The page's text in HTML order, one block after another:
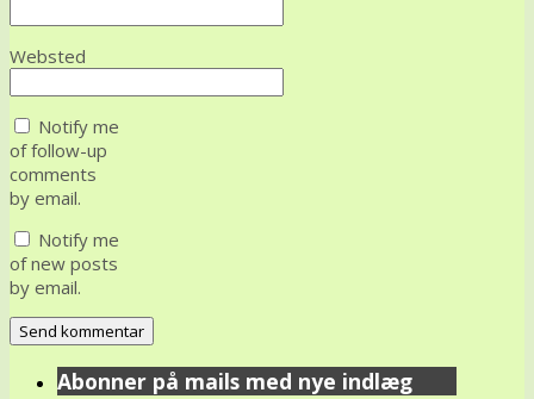
Websted
Notify me
of follow-up
comments
by email.
Notify me
of new posts
by email.
Abonner på mails med nye indlæg